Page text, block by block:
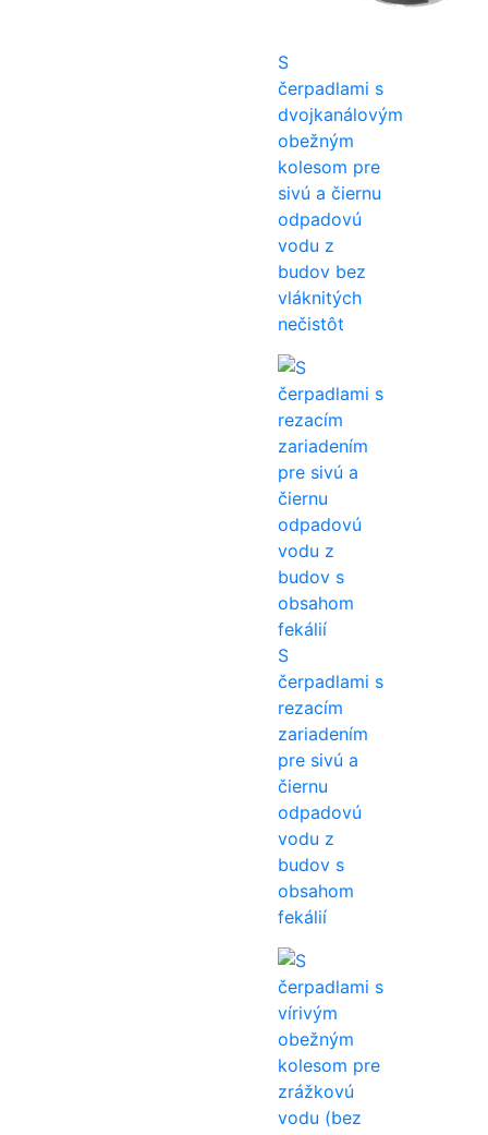
S
čerpadlami s
dvojkanálovým
obežným
kolesom pre
sivú a čiernu
odpadovú
vodu z
budov bez
vláknitých
nečistôt
S
čerpadlami s
rezacím
zariadením
pre sivú a
čiernu
odpadovú
vodu z
budov s
obsahom
fekálií